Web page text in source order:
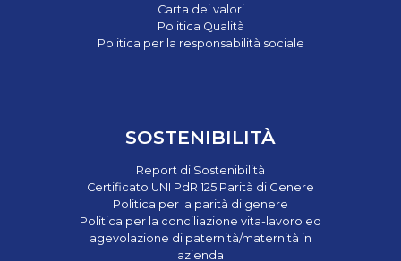
Carta dei valori
Politica Qualità
Politica per la responsabilità sociale
SOSTENIBILITÀ
Report di Sostenibilità
Certificato UNI PdR 125 Parità di Genere
Politica per la parità di genere
Politica per la conciliazione vita-lavoro ed
agevolazione di paternità/maternità in
azienda